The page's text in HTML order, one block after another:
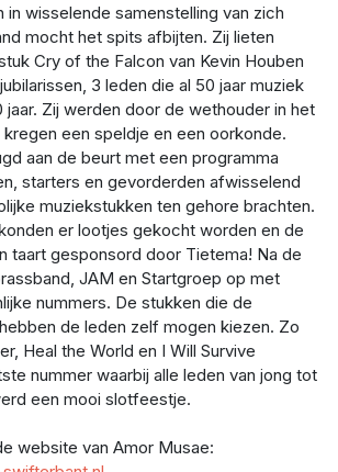
in wisselende samenstelling van zich
mocht het spits afbijten. Zij lieten
Cry of the Falcon van Kevin Houben
3 leden die al 50 jaar muziek
jaar. Zij werden door de wethouder in het
een speldje en een oorkonde.
aan de beurt met een programma
starters en gevorderden afwisselend
muziekstukken ten gehore brachten.
er lootjes gekocht worden en de
taart gesponsord door Tietema! Na de
JAM en Startgroep op met
nummers. De stukken die de
de leden zelf mogen kiezen. Zo
Heal the World en I Will Survive
nummer waarbij alle leden van jong tot
een mooi slotfeestje.
website van Amor Musae: